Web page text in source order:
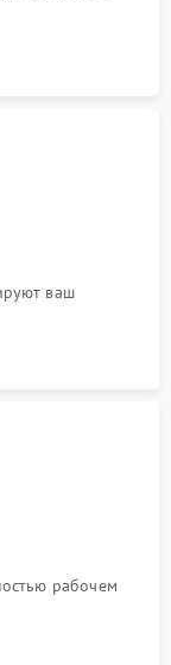
ваш
рабочем